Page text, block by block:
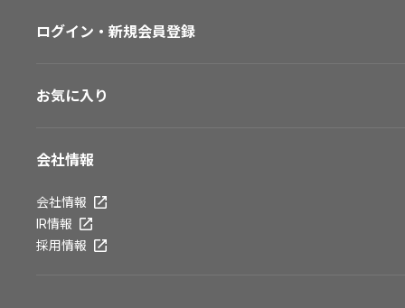
ログイン・新規会員登録
お気に入り
会社情報
会社情報
IR情報
採用情報